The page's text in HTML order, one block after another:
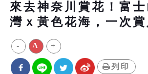
來去神奈川賞花！富
灣ｘ黃色花海，一次賞
- A +
列印